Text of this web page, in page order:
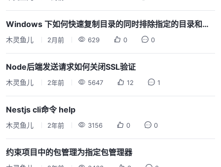
Windows 下如何快速复制目录的同时排除指定的目录和文件
木灵鱼儿 2月前 629 0 0
Node后端发送请求如何关闭SSL验证
木灵鱼儿 2年前 5647 12 1
Nestjs cli命令 help
木灵鱼儿 2年前 3156 0 0
约束项目中的包管理为指定包管理器